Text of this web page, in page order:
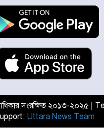
মজুদদারের সর্বোচ্চ শাস্তি
ভেবে মজুদ করবেন :
আন্তর্জাতিক আদিবাসী দিবস:
মংমং
যৌথ প্রতিরক্ষা চুক্তি
সংরক্ষিত ২০১৩-২০২৫ |
Uttara News Team